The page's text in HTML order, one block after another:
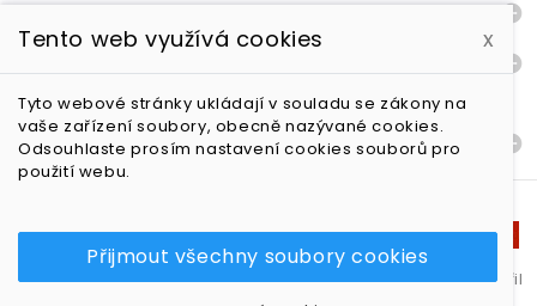


Dodání a vrácení zboží 
Yoga in style s.r.o. - všechna práva vyhrazena | Shop vytvořil
Tento web využívá cookies x
Tyto webové stránky ukládají v souladu se zákony na
vaše zařízení soubory, obecně nazývané cookies.
Odsouhlaste prosím nastavení cookies souborů pro
použití webu.
Přijmout všechny soubory cookies